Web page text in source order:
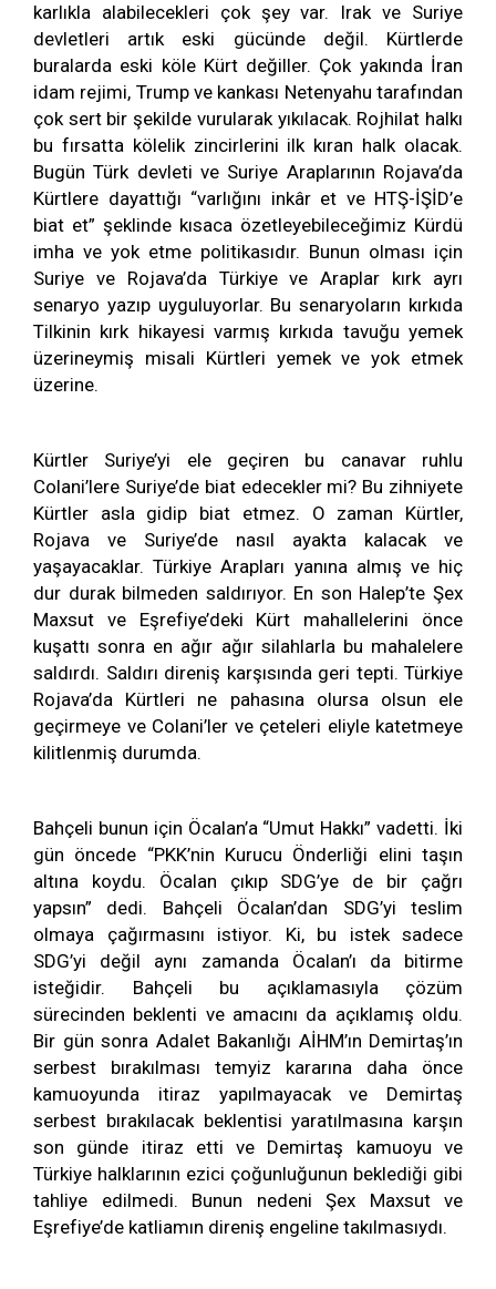
karlıkla alabilecekleri çok şey var. Irak ve Suriye
devletleri artık eski gücünde değil. Kürtlerde
buralarda eski köle Kürt değiller. Çok yakında İran
idam rejimi, Trump ve kankası Netenyahu tarafından
çok sert bir şekilde vurularak yıkılacak. Rojhilat halkı
bu fırsatta kölelik zincirlerini ilk kıran halk olacak.
Bugün Türk devleti ve Suriye Araplarının Rojava’da
Kürtlere dayattığı “varlığını inkâr et ve HTŞ-İŞİD’e
biat et” şeklinde kısaca özetleyebileceğimiz Kürdü
imha ve yok etme politikasıdır. Bunun olması için
Suriye ve Rojava’da Türkiye ve Araplar kırk ayrı
senaryo yazıp uyguluyorlar. Bu senaryoların kırkıda
Tilkinin kırk hikayesi varmış kırkıda tavuğu yemek
üzerineymiş misali Kürtleri yemek ve yok etmek
üzerine.
Kürtler Suriye’yi ele geçiren bu canavar ruhlu
Colani’lere Suriye’de biat edecekler mi? Bu zihniyete
Kürtler asla gidip biat etmez. O zaman Kürtler,
Rojava ve Suriye’de nasıl ayakta kalacak ve
yaşayacaklar. Türkiye Arapları yanına almış ve hiç
dur durak bilmeden saldırıyor. En son Halep’te Şex
Maxsut ve Eşrefiye’deki Kürt mahallelerini önce
kuşattı sonra en ağır ağır silahlarla bu mahalelere
saldırdı. Saldırı direniş karşısında geri tepti. Türkiye
Rojava’da Kürtleri ne pahasına olursa olsun ele
geçirmeye ve Colani’ler ve çeteleri eliyle katetmeye
kilitlenmiş durumda.
Bahçeli bunun için Öcalan’a “Umut Hakkı” vadetti. İki
gün öncede “PKK’nin Kurucu Önderliği elini taşın
altına koydu. Öcalan çıkıp SDG’ye de bir çağrı
yapsın” dedi. Bahçeli Öcalan’dan SDG’yi teslim
olmaya çağırmasını istiyor. Ki, bu istek sadece
SDG’yi değil aynı zamanda Öcalan’ı da bitirme
isteğidir. Bahçeli bu açıklamasıyla çözüm
sürecinden beklenti ve amacını da açıklamış oldu.
Bir gün sonra Adalet Bakanlığı AİHM’ın Demirtaş’ın
serbest bırakılması temyiz kararına daha önce
kamuoyunda itiraz yapılmayacak ve Demirtaş
serbest bırakılacak beklentisi yaratılmasına karşın
son günde itiraz etti ve Demirtaş kamuoyu ve
Türkiye halklarının ezici çoğunluğunun beklediği gibi
tahliye edilmedi. Bunun nedeni Şex Maxsut ve
Eşrefiye’de katliamın direniş engeline takılmasıydı.